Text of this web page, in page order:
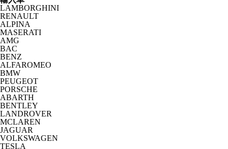
LAMBORGHINI
RENAULT
ALPINA
MASERATI
AMG
BAC
BENZ
ALFAROMEO
BMW
PEUGEOT
PORSCHE
ABARTH
BENTLEY
LANDROVER
MCLAREN
JAGUAR
VOLKSWAGEN
TESLA